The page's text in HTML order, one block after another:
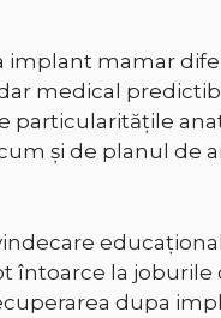
implant mamar
medical
particularitățile
și de planul de
întoarce la joburile
dupa